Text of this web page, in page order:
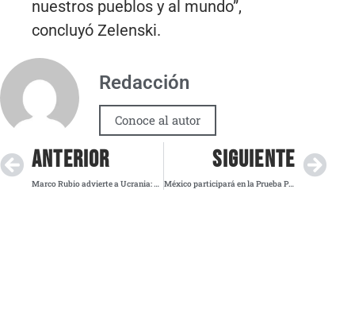
nuestros pueblos y al mundo”,
concluyó Zelenski.
Redacción
Conoce al autor
ANTERIOR
Marco Rubio advierte a Ucrania: Concesiones territoriales serán clave para negociar un alto al fuego con Rusia
SIGUIENTE
México participará en la Prueba PISA 2025 tras orden judicial